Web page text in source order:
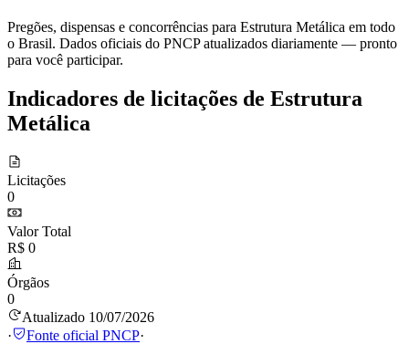
Pregões, dispensas e concorrências para Estrutura Metálica em todo
o Brasil. Dados oficiais do PNCP atualizados diariamente — pronto
para você participar.
Indicadores de licitações de Estrutura
Metálica
Licitações
0
Valor Total
R$ 0
Órgãos
0
Atualizado 10/07/2026
·
Fonte oficial PNCP·